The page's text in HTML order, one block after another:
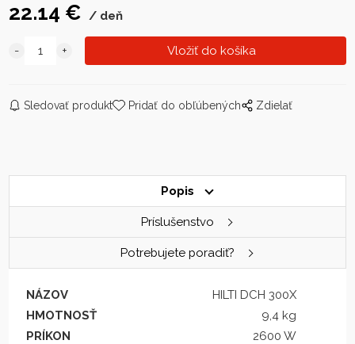
22.14 € deň
Sledovať produkt Pridať do obľúbených Zdielať
Popis
Príslušenstvo
Potrebujete poradiť?
NÁZOV
HILTI DCH 300X
HMOTNOSŤ
9,4 kg
PRÍKON
2600 W